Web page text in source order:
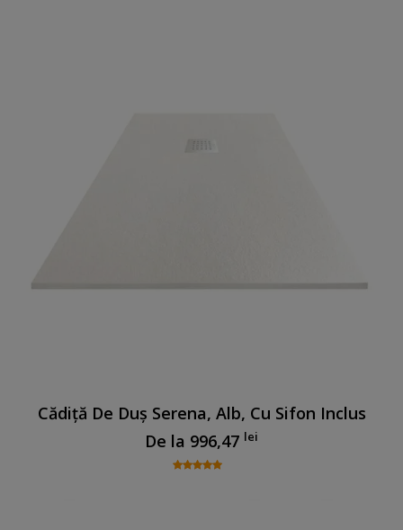
Cădiță De Duș Serena, Alb, Cu Sifon Inclus
De la 996,47 lei